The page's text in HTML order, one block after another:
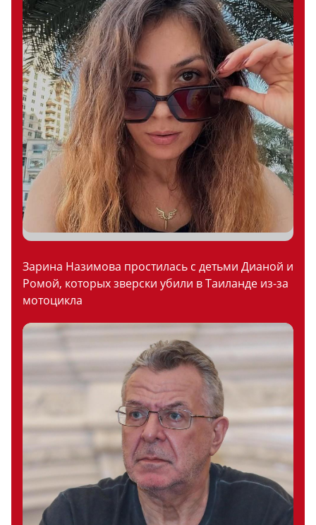
Зарина Назимова простилась с детьми Дианой и
Ромой, которых зверски убили в Таиланде из-за
мотоцикла